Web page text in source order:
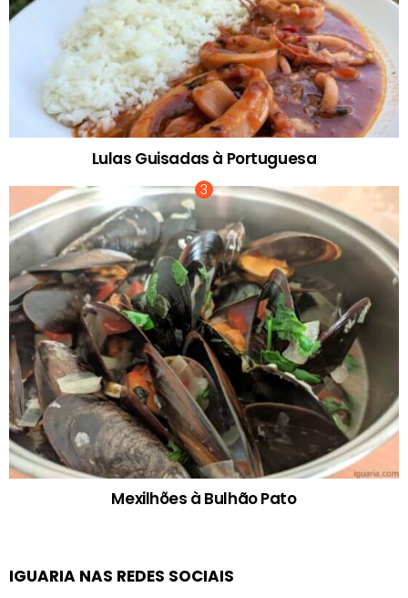
Lulas Guisadas à Portuguesa
Mexilhões à Bulhão Pato
IGUARIA NAS REDES SOCIAIS